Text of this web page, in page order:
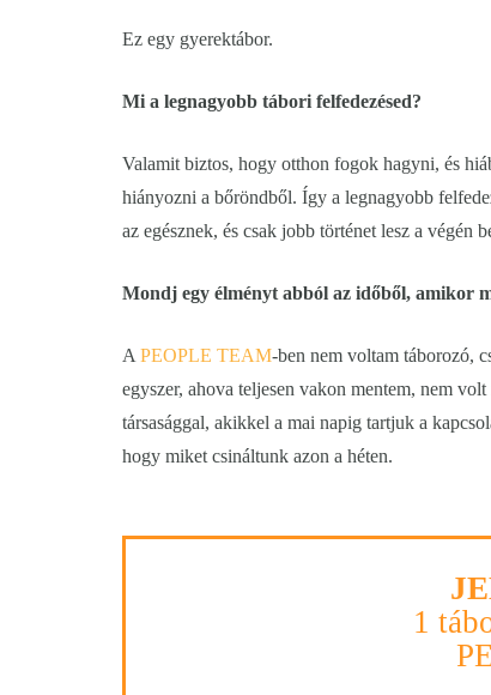
Ez egy gyerektábor.
Mi a legnagyobb tábori felfedezésed?
Valamit biztos, hogy otthon fogok hagyni, és
hiányozni a bőröndből. Így a legnagyobb
az egésznek, és csak jobb történet lesz a végén
Mondj egy élményt abból az időből, amikor
A PEOPLE TEAM-ben nem voltam táborozó,
egyszer, ahova teljesen vakon mentem, nem
társasággal, akikkel a mai napig tartjuk a
hogy miket csináltunk azon a héten.
1